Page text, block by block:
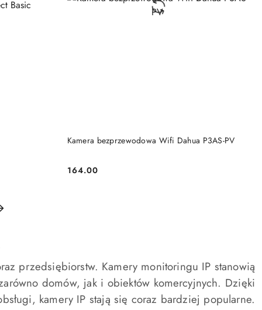
Kamera bezprzewodowa Wifi Dahua P3AS-PV
Cena:
164.00
DODAJ DO KOSZYKA
przedsiębiorstw. Kamery monitoringu IP stanowią
domów, jak i obiektów komercyjnych. Dzięki
kamery IP stają się coraz bardziej popularne.